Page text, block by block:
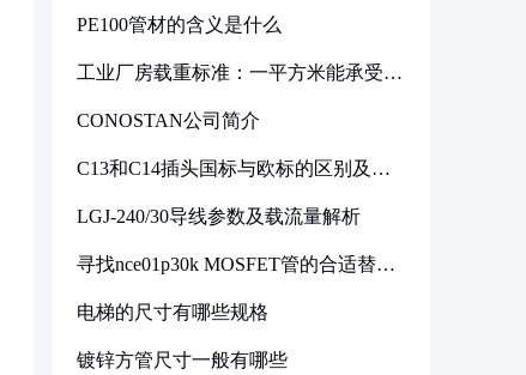
PE100管材的含义是什么
工业厂房载重标准：一平方米能承受多
CONOSTAN公司简介
C13和C14插头国标与欧标的区别及其
LGJ-240/30导线参数及载流量解析
寻找nce01p30k MOSFET管的合适替代
电梯的尺寸有哪些规格
镀锌方管尺寸一般有哪些